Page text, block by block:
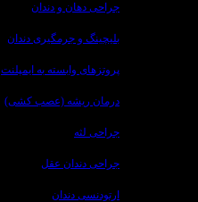
جراحی دهان و دندان
بلیچینگ و جرمگیری دندان
پروتزهای وابسته به ایمپلنت
درمان ریشه (عصب کشی)
جراحی لثه
جراحی دندان عقل
ارتودنسی دندان